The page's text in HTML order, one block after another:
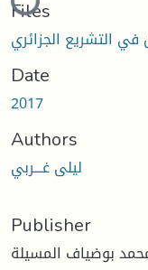
Files
Date
2017
Authors
ليلى غـــربي
Publisher
بوضياف المسيلة